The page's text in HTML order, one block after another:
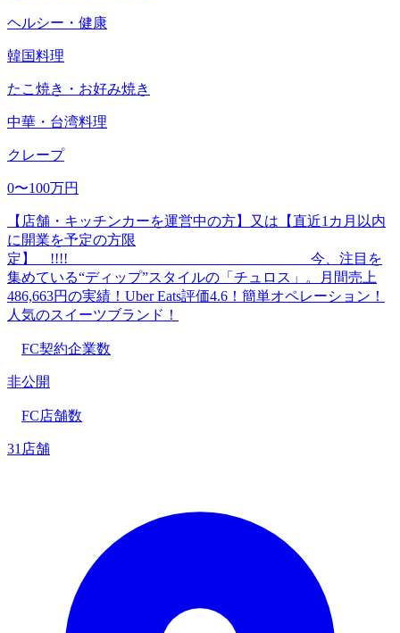
ヘルシー・健康
韓国料理
たこ焼き・お好み焼き
中華・台湾料理
クレープ
0〜100万円
【店舗・キッチンカーを運営中の方】又は【直近1カ月以内
に開業を予定の方限
定】 !!!! 今、注目を
集めている“ディップ”スタイルの「チュロス」。月間売上
486,663円の実績！Uber Eats評価4.6！簡単オペレーション！
人気のスイーツブランド！
FC契約企業数
非公開
FC店舗数
31店舗